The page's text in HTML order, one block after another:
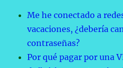
Me he conectado a
vacaciones, ¿debería
contraseñas?
Por qué pagar por una